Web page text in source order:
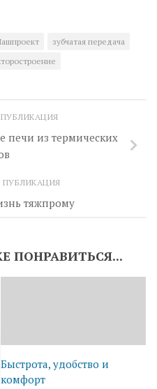
зубчатая передача
печи из термических
тяжпрому
ПОНРАВИТЬСЯ...
Быстрота, удобство и
комфорт